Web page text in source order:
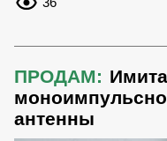
ПРОДАМ:
антенны